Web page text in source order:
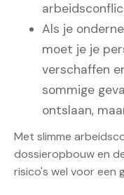
Als je
moet je je
verschaffen
sommige
ontslaan,
Met slimme
dossieropbouw en
risico's wel voor een